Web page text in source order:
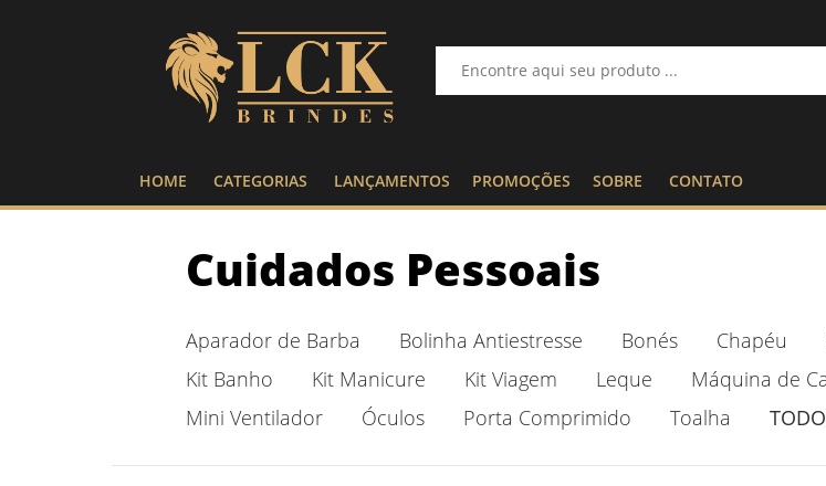
HOME CATEGORIAS LANÇAMENTOS PROMOÇÕES SOBRE CONTATO
Cuidados Pessoais
Aparador de Barba Bolinha Antiestresse Bonés Chapéu
Kit Banho
Kit Manicure Kit Viagem Leque Máquina de
Mini Ventilador
Óculos Porta Comprimido Toalha